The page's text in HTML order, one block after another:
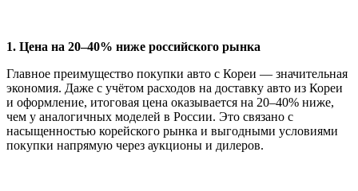
1. Цена на 20–40% ниже российского рынка
Главное преимущество покупки авто с Кореи — значительная
экономия. Даже с учётом расходов на доставку авто из Кореи
и оформление, итоговая цена оказывается на 20–40% ниже,
чем у аналогичных моделей в России. Это связано с
насыщенностью корейского рынка и выгодными условиями
покупки напрямую через аукционы и дилеров.